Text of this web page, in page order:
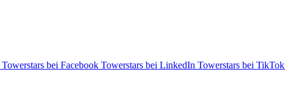
Towerstars bei Facebook Towerstars bei LinkedIn Towerstars bei TikTok